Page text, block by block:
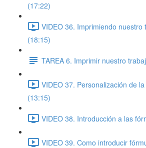
(17:22)
VIDEO 36. Imprimiendo nuestro
(18:15)
TAREA 6. Imprimir nuestro
VIDEO 37. Personalización de
(13:15)
VIDEO 38. Introducción a las
VIDEO 39. Como introducir